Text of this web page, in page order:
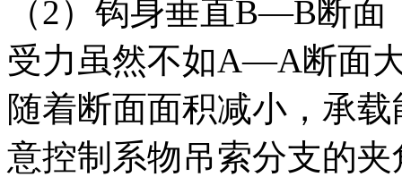
（2）钩身垂直B—B断面
受力虽然不如A—A断面
随着断面面积减小，承
意控制系物吊索分支的